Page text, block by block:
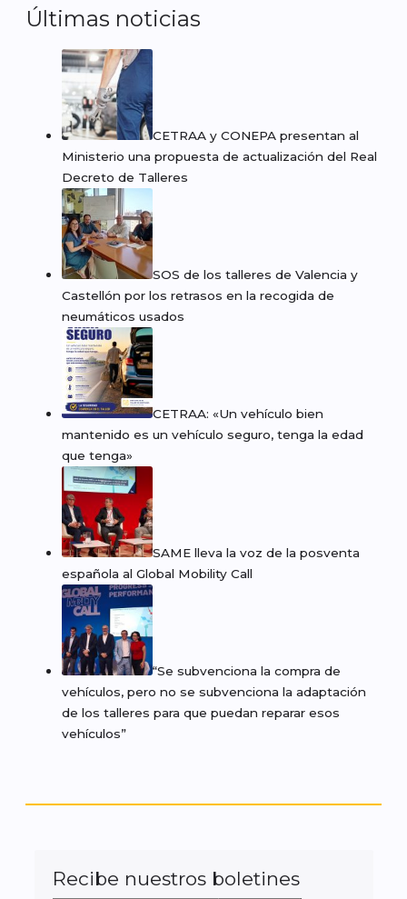
Últimas noticias
CETRAA y CONEPA presentan al
Ministerio una propuesta de actualización del Real
Decreto de Talleres
SOS de los talleres de Valencia y
Castellón por los retrasos en la recogida de
neumáticos usados
CETRAA: «Un vehículo bien
mantenido es un vehículo seguro, tenga la edad
que tenga»
SAME lleva la voz de la posventa
española al Global Mobility Call
“Se subvenciona la compra de
vehículos, pero no se subvenciona la adaptación
de los talleres para que puedan reparar esos
vehículos”
Recibe nuestros boletines